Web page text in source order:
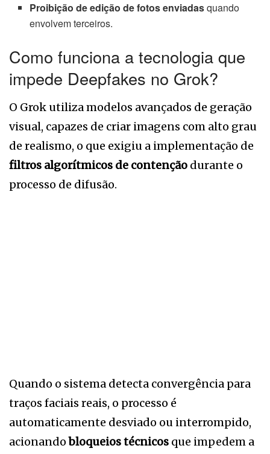
Proibição de edição de fotos enviadasquando
envolvem terceiros.
Como funciona a tecnologia que
impede Deepfakes no Grok?
O Grok utiliza modelos avançados de geração
visual, capazes de criar imagens com alto grau
de realismo, o que exigiu a implementação de
filtros algorítmicos de contenção durante o
processo de difusão.
Quando o sistema detecta convergência para
traços faciais reais, o processo é
automaticamente desviado ou interrompido,
acionandobloqueios técnicos que impedem a